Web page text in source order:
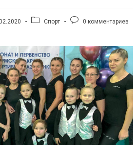
Рубрика
Спорт
Комментарии
0 комментариев